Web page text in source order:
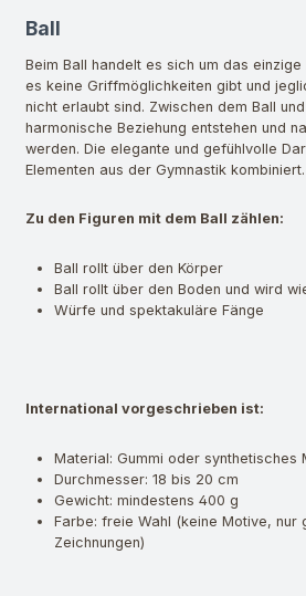
Ball
Beim Ball handelt es sich um das
es keine Griffmöglichkeiten gibt und
nicht erlaubt sind. Zwischen dem Ball
harmonische Beziehung entstehen und
werden. Die elegante und gefühlvolle
Elementen aus der Gymnastik kombiniert.
Zu den Figuren mit dem Ball zählen:
Ball rollt über den Körper
Ball rollt über den Boden und wird
Würfe und spektakuläre Fänge
International vorgeschrieben ist:
Material: Gummi oder synthetisches
Durchmesser: 18 bis 20 cm
Gewicht: mindestens 400 g
Farbe: freie Wahl (keine Motive, nur
Zeichnungen)